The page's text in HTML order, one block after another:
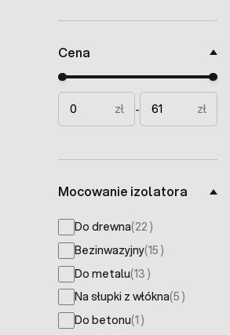
Cena
Minimal price
Maximum price
zł
- zł
Mocowanie izolatora
Do drewna(22 products
)
Bezinwazyjny(15 products
)
Do metalu(13 products
)
Na słupki z włókna(5 products
)
Do betonu(1 products
)